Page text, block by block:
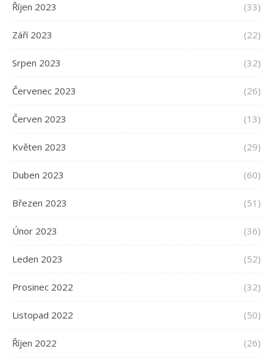
Říjen 2023 (33)
Září 2023 (22)
Srpen 2023 (32)
Červenec 2023 (26)
Červen 2023 (13)
Květen 2023 (29)
Duben 2023 (60)
Březen 2023 (51)
Únor 2023 (36)
Leden 2023 (52)
Prosinec 2022 (32)
Listopad 2022 (50)
Říjen 2022 (26)